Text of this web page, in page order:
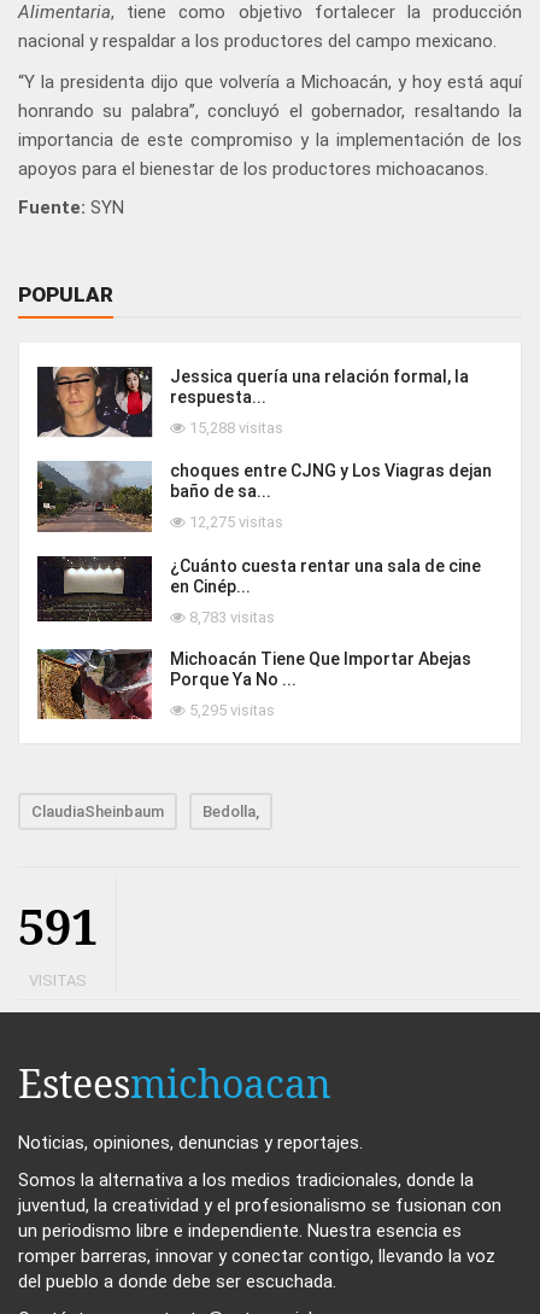
Alimentaria, tiene como objetivo fortalecer la producción
nacional y respaldar a los productores del campo mexicano.
“Y la presidenta dijo que volvería a Michoacán, y hoy está aquí
honrando su palabra”, concluyó el gobernador, resaltando la
importancia de este compromiso y la implementación de los
apoyos para el bienestar de los productores michoacanos.
Fuente: SYN
POPULAR
Jessica quería una relación formal, la
respuesta...
15,288 visitas
choques entre CJNG y Los Viagras dejan
baño de sa...
12,275 visitas
¿Cuánto cuesta rentar una sala de cine
en Cinép...
8,783 visitas
Michoacán Tiene Que Importar Abejas
Porque Ya No ...
5,295 visitas
ClaudiaSheinbaum Bedolla,
591
VISITAS
Esteesmichoacan
Noticias, opiniones, denuncias y reportajes.
Somos la alternativa a los medios tradicionales, donde la
juventud, la creatividad y el profesionalismo se fusionan con
un periodismo libre e independiente. Nuestra esencia es
romper barreras, innovar y conectar contigo, llevando la voz
del pueblo a donde debe ser escuchada.